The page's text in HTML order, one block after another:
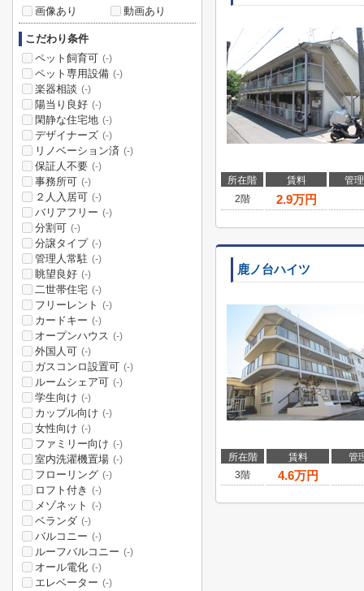
所在階 賃料
管
2階
2.9万円
鹿ノ台ハイツ
所在階 賃料
管
3階
4.6万円
画像あり
動画あり
こだわり条件
ペット飼育可 (-)
ペット専用設備 (-)
楽器相談 (-)
陽当り良好 (-)
閑静な住宅地 (-)
デザイナーズ (-)
リノベーション済 (-)
保証人不要 (-)
事務所可 (-)
２人入居可 (-)
バリアフリー (-)
分割可 (-)
分譲タイプ (-)
管理人常駐 (-)
眺望良好 (-)
二世帯住宅 (-)
フリーレント (-)
カードキー (-)
オープンハウス (-)
外国人可 (-)
ガスコンロ設置可 (-)
ルームシェア可 (-)
学生向け (-)
カップル向け (-)
女性向け (-)
ファミリー向け (-)
室内洗濯機置場 (-)
フローリング (-)
ロフト付き (-)
メゾネット (-)
ベランダ (-)
バルコニー (-)
ルーフバルコニー (-)
オール電化 (-)
エレベーター (-)